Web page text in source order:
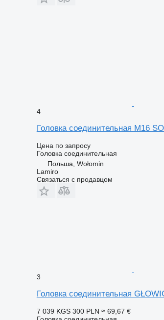
4
Головка соединительная M16
Цена по запросу
Головка соединительная
Польша, Wołomin
Lamiro
Связаться с продавцом
3
Головка соединительная
7 039 KGS 300 PLN ≈ 69,67 €